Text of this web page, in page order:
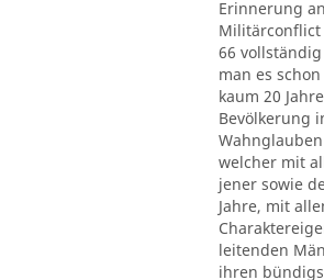
Erinnerung
Militärconflict
66
man es
kaum 20
Bevölkerung
welcher mit
jener sowie
Jahre, mit
leitenden
ihren